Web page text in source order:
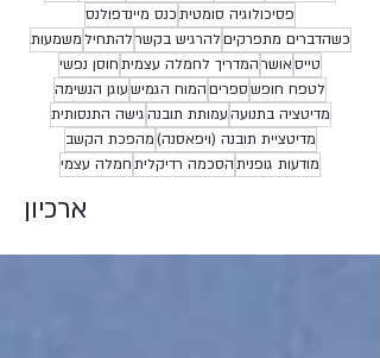
פסיכולוגיה סומטיתכנס מיינדפולנס
כשהדברים מתפרקיםלהרגיש בקשרלהתחילמשמעות
טייסאושרהמדריך לחמלה עצמיתחוסן נפשי
לטפח חופשספריםהמוח הגמישעוגן הנשימה
מדיטציה בתנועהעמותת תובנהגישה התנסותית
מדיטציית תובנה (ויפאסנה)מהפכת הקשב
מודעות גופניתהסכמה רדיקליתחמלה עצמי
ארכיון